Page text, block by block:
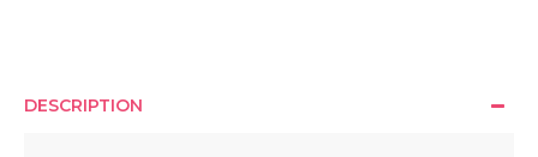
DESCRIPTION